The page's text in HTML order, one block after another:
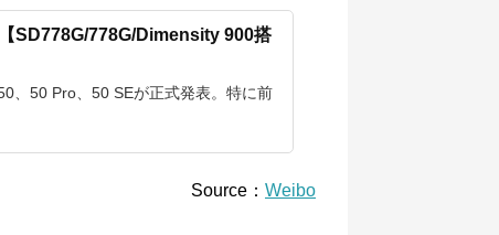
SD778G/778G/Dimensity 900搭
、50 Pro、50 SEが正式発表。特に前
Source： Weibo